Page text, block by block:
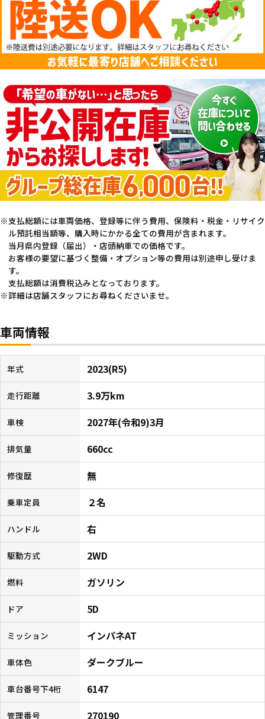
支払総額には車両価格、登録等に伴う費用、保険料・税金・リサイク
ル預託相当額等、購入時にかかる全ての費用が含まれます。
当月県内登録（届出）・店頭納車での価格です。
お客様の要望に基づく整備・オプション等の費用は別途申し受けま
す。
支払総額は消費税込みとなっております。
詳細は店舗スタッフにお尋ねくださいませ。
車両情報
年式 2023(R5)
走行距離 3.9万km
車検 2027年(令和9)3月
排気量 660cc
修復歴 無
乗車定員 ２名
ハンドル 右
駆動方式 2WD
燃料 ガソリン
ドア 5D
ミッション インパネAT
車体色 ダークブルー
車台番号下4桁 6147
管理番号 270190